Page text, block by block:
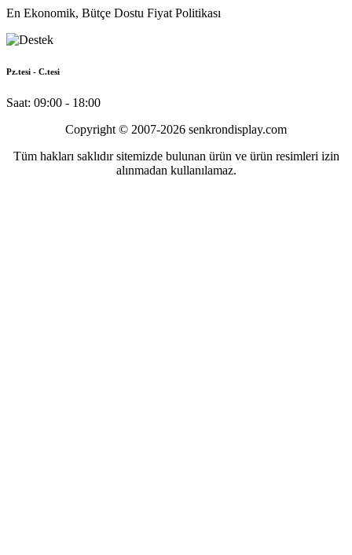
En Ekonomik, Bütçe Dostu Fiyat Politikası
Pz.tesi - C.tesi
Saat: 09:00 - 18:00
Copyright © 2007-2026 senkrondisplay.com
Tüm hakları saklıdır sitemizde bulunan ürün ve ürün resimleri izin
alınmadan kullanılamaz.